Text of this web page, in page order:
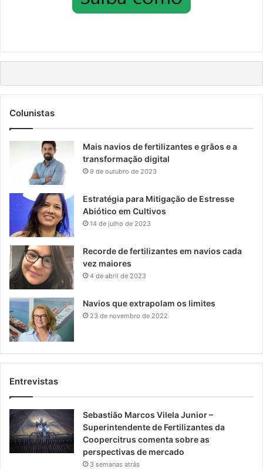
Colunistas
Mais navios de fertilizantes e grãos e a
transformação digital
9 de outubro de 2023
Estratégia para Mitigação de Estresse
Abiótico em Cultivos
14 de julho de 2023
Recorde de fertilizantes em navios cada
vez maiores
4 de abril de 2023
Navios que extrapolam os limites
23 de novembro de 2022
Entrevistas
Sebastião Marcos Vilela Junior –
Superintendente de Fertilizantes da
Coopercitrus comenta sobre as
perspectivas de mercado
3 semanas atrás